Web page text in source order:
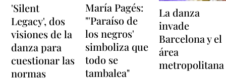
'Silent
Legacy', dos
visiones de la
danza para
cuestionar las
normas
María Pagés:
"'Paraíso de
los negros'
simboliza que
todo se
tambalea"
La danza
invade
Barcelona y el
área
metropolitana